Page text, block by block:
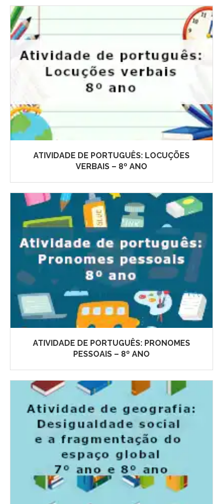
ATIVIDADE DE PORTUGUÊS: LOCUÇÕES
VERBAIS – 8º ANO
ATIVIDADE DE PORTUGUÊS: PRONOMES
PESSOAIS – 8º ANO